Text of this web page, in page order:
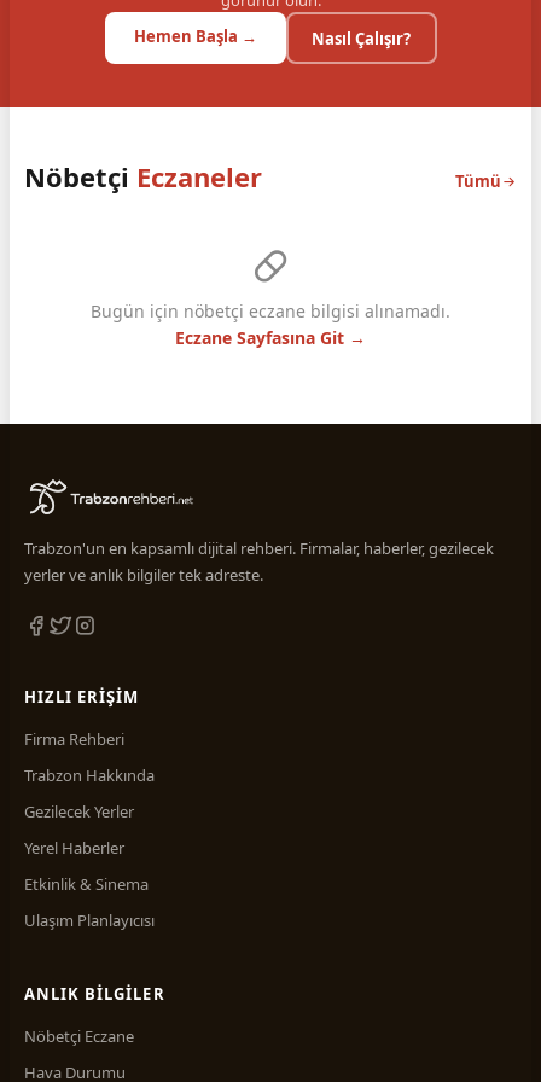
Hemen Başla →
Nasıl Çalışır?
Nöbetçi Eczaneler Tümü
Bugün için nöbetçi eczane bilgisi alınamadı.
Eczane Sayfasına Git →
Trabzon'un en kapsamlı dijital rehberi. Firmalar, haberler, gezilecek
yerler ve anlık bilgiler tek adreste.
HIZLI ERIŞIM
Firma Rehberi
Trabzon Hakkında
Gezilecek Yerler
Yerel Haberler
Etkinlik & Sinema
Ulaşım Planlayıcısı
ANLIK BILGILER
Nöbetçi Eczane
Hava Durumu